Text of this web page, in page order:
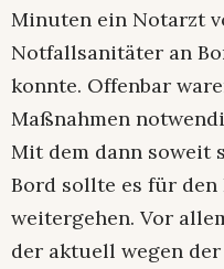
Minuten ein Notarzt
Notfallsanitäter an
konnte. Offenbar
Maßnahmen
Mit dem dann soweit
Bord sollte es für
weitergehen. Vor
der aktuell wegen